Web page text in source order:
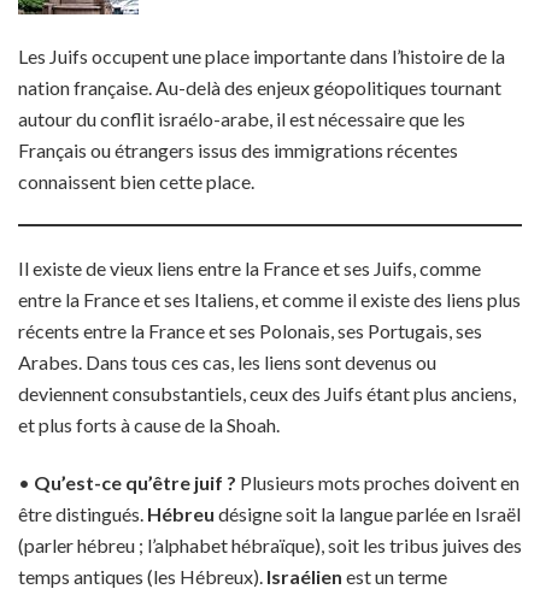
Les Juifs occupent une place importante dans l’histoire de la
nation française. Au-delà des enjeux géopolitiques tournant
autour du conflit israélo-arabe, il est nécessaire que les
Français ou étrangers issus des immigrations récentes
connaissent bien cette place.
Il existe de vieux liens entre la France et ses Juifs, comme
entre la France et ses Italiens, et comme il existe des liens plus
récents entre la France et ses Polonais, ses Portugais, ses
Arabes. Dans tous ces cas, les liens sont devenus ou
deviennent consubstantiels, ceux des Juifs étant plus anciens,
et plus forts à cause de la Shoah.
• Qu’est-ce qu’être juif ? Plusieurs mots proches doivent en
être distingués. Hébreu désigne soit la langue parlée en Israël
(parler hébreu ; l’alphabet hébraïque), soit les tribus juives des
temps antiques (les Hébreux). Israélien est un terme